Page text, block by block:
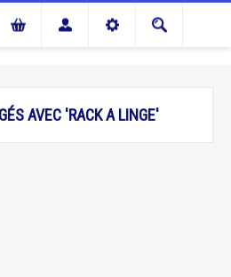
AVEC 'RACK A LINGE'